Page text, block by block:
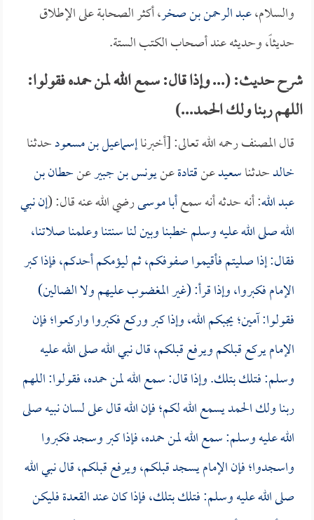
والسلام،عبد الرحمن بن صخر، أكثر الصحابة على الإطلاق
حديثاً، وحديثه عند أصحاب الكتب الستة.
شرح حديث: (... وإذا قال: سمع الله لمن حمده فقولوا:
اللهم ربنا ولك الحمد...)
قال المصنف رحمه الله تعالى: [أخبرناإسماعيل بن مسعودحدثنا
خالدحدثناسعيدعنقتادةعنيونس بن جبيرعنحطان بن
عبد الله: أنه حدثه أنه سمعأبا موسىرضي الله عنه قال: (إن نبي
الله صلى الله عليه وسلم خطبنا وبين لنا سنتنا وعلمنا صلاتنا،
فقال: إذا صليتم فأقيموا صفوفكم، ثم ليؤمكم أحدكم، فإذا كبر
الإمام فكبروا، وإذا قرأ: (غير المغضوب عليهم ولا الضالين)
فقولوا: آمين؛ يجبكم الله، وإذا كبر وركع فكبروا واركعوا؛ فإن
الإمام يركع قبلكم ويرفع قبلكم، قال نبي الله صلى الله عليه
وسلم: فتلك بتلك. وإذا قال: سمع الله لمن حمده، فقولوا: اللهم
ربنا ولك الحمد يسمع الله لكم؛ فإن الله قال على لسان نبيه صلى
الله عليه وسلم: سمع الله لمن حمده، فإذا كبر وسجد فكبروا
واسجدوا؛ فإن الإمام يسجد قبلكم، ويرفع قبلكم، قال نبي الله
صلى الله عليه وسلم: فتلك بتلك، فإذا كان عند القعدة فليكن